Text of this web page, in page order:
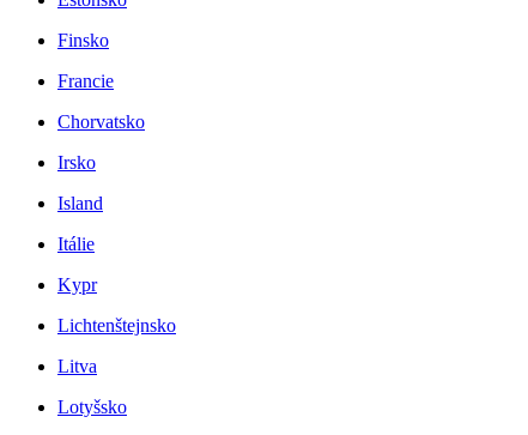
Finsko
Francie
Chorvatsko
Irsko
Island
Itálie
Kypr
Lichtenštejnsko
Litva
Lotyšsko